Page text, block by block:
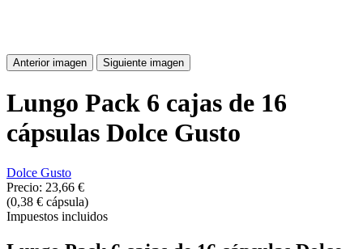
Anterior imagen Siguiente imagen
Lungo Pack 6 cajas de 16
cápsulas Dolce Gusto
Dolce Gusto
Precio: 23,66 €
(0,38 € cápsula)
Impuestos incluidos